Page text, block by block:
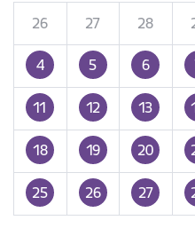
26
27 28
4 5 6
11 12 13
18 19 20
25 26 27